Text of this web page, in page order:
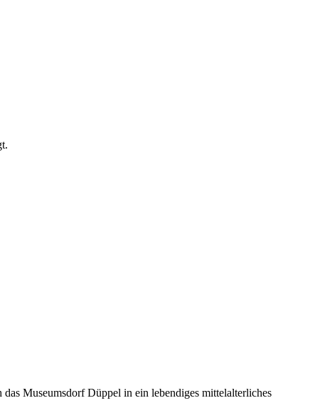
Museumsdorf Düppel in ein lebendiges mittelalterliches